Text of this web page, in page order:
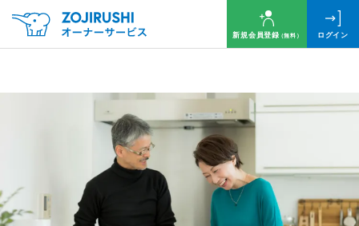
新規会員登録（無料） ログイン
毎月抽選で 名様に
円分のQUOカードプレゼント！
新規会員登録（無料）